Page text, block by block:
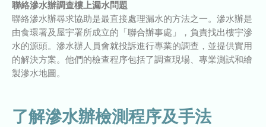
聯絡滲水辦調查樓上漏水問題
聯絡滲水辦尋求協助是最直接處理漏水的方法之一。滲水辦是
由食環署及屋宇署所成立的「聯合辦事處」，負責找出樓宇滲
水的源頭。滲水辦人員會就投訴進行專業的調查，並提供實用
的解決方案。他們的檢查程序包括了調查現場、專業測試和繪
製滲水地圖。
了解滲水辦檢測程序及手法